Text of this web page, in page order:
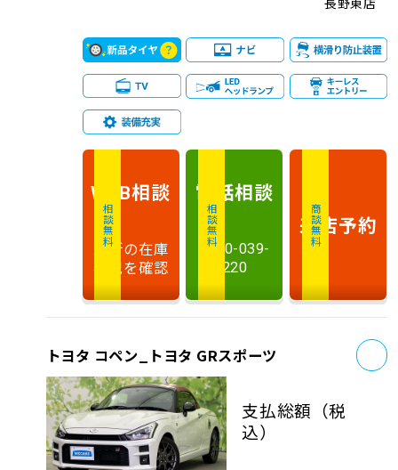
相談無料
WEB相談
最新の在庫
状況を確認
相談無料
電話相談
0120-039-
220
商談無料
来店予約
トヨタ コペン_トヨタ GRスポーツ
支払総額 （税
込）